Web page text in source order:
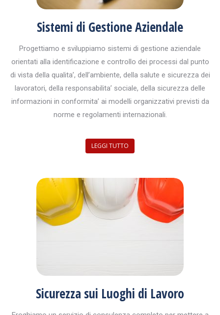
Sistemi di Gestione Aziendale
Progettiamo e sviluppiamo sistemi di gestione aziendale
orientati alla identificazione e controllo dei processi dal punto
di vista della qualita’, dell’ambiente, della salute e sicurezza dei
lavoratori, della responsabilita’ sociale, della sicurezza delle
informazioni in conformita’ ai modelli organizzativi previsti da
norme e regolamenti internazionali.
LEGGI TUTTO
Sicurezza sui Luoghi di Lavoro